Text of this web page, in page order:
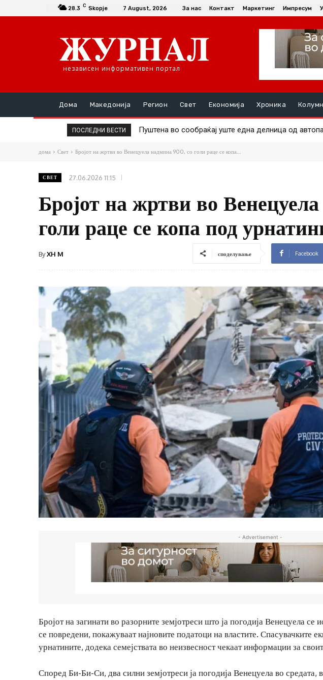
28.3 C Skopje 7 August, 2026 За нас Контакт Маркетинг Импресум
независен информативен портал
Дома Македонија Регион Свет Економија Хроника
ПОСЛЕДНИ ВЕСТИ
Пуштена во сообраќај уште една делница од
Андоновски: Националниот дата-центар ќе биде со
дома Свет Бројот на жртви во Венецуела надмина 900, со голи раце се копа...
СВЕТ 27.06.2026 11:15
Бројот на жртви во
голи раце се копа под
ByXH M споделување Facebook
- Advertisement -
Бројот на загинати во разорните земјотреси што ја погодија Венецуела
се повредени, покажуваат најновите податоци на властите. Спасувачките
урнатините, додека семејствата во неизвесност чекаат информации за
Според Би-Би-Си, два силни земјотреси ја погодија Венецуела во средата,